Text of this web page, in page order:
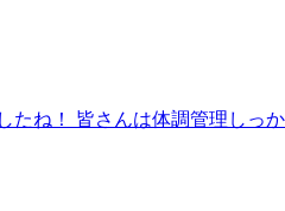
たね！ 皆さんは体調管理しっ